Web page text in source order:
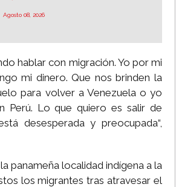
Agosto 08, 2026
hablar con migración. Yo por mi
mi dinero. Que nos brinden la
para volver a Venezuela o yo
Perú. Lo que quiero es salir de
desesperada y preocupada“,
panameña localidad indígena a la
los migrantes tras atravesar el